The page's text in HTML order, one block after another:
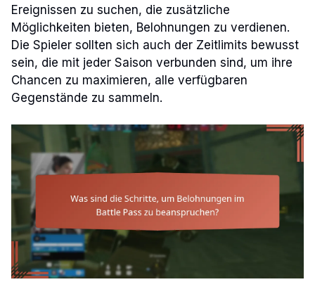
Ereignissen zu suchen, die zusätzliche
Möglichkeiten bieten, Belohnungen zu verdienen.
Die Spieler sollten sich auch der Zeitlimits bewusst
sein, die mit jeder Saison verbunden sind, um ihre
Chancen zu maximieren, alle verfügbaren
Gegenstände zu sammeln.